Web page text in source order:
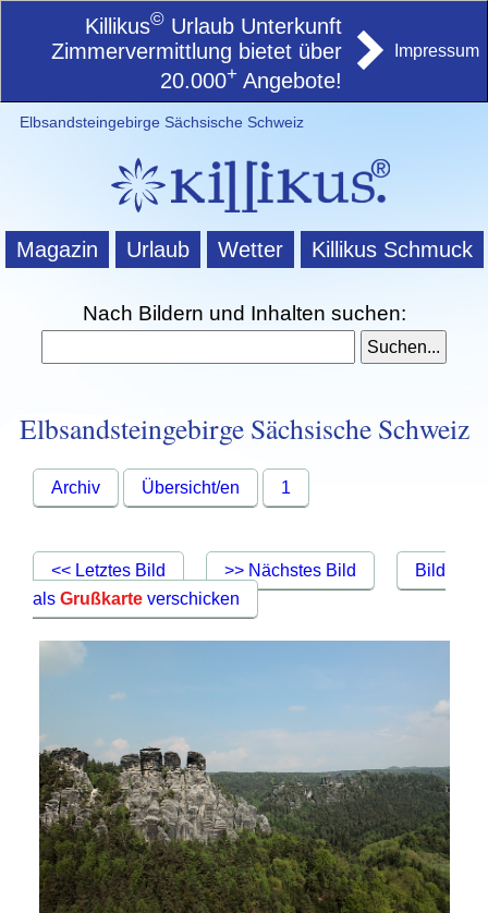
Killikus© Urlaub Unterkunft
Zimmervermittlung bietet über
20.000+ Angebote!
Impressum
Elbsandsteingebirge Sächsische Schweiz
Magazin Urlaub Wetter Killikus Schmuck
Nach Bildern und Inhalten suchen:
Elbsandsteingebirge Sächsische Schweiz
Archiv Übersicht/en 1
<< Letztes Bild >> Nächstes Bild
Bild
alsGrußkarte verschicken